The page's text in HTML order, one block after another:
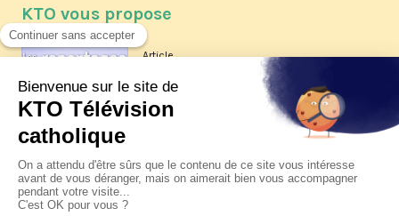
KTO vous propose
Article
Les reportages d'été 2026 de KTO
La visite pastorale du pape Léon
XIV à Assise à suivre sur KTO le
jeudi 6 août